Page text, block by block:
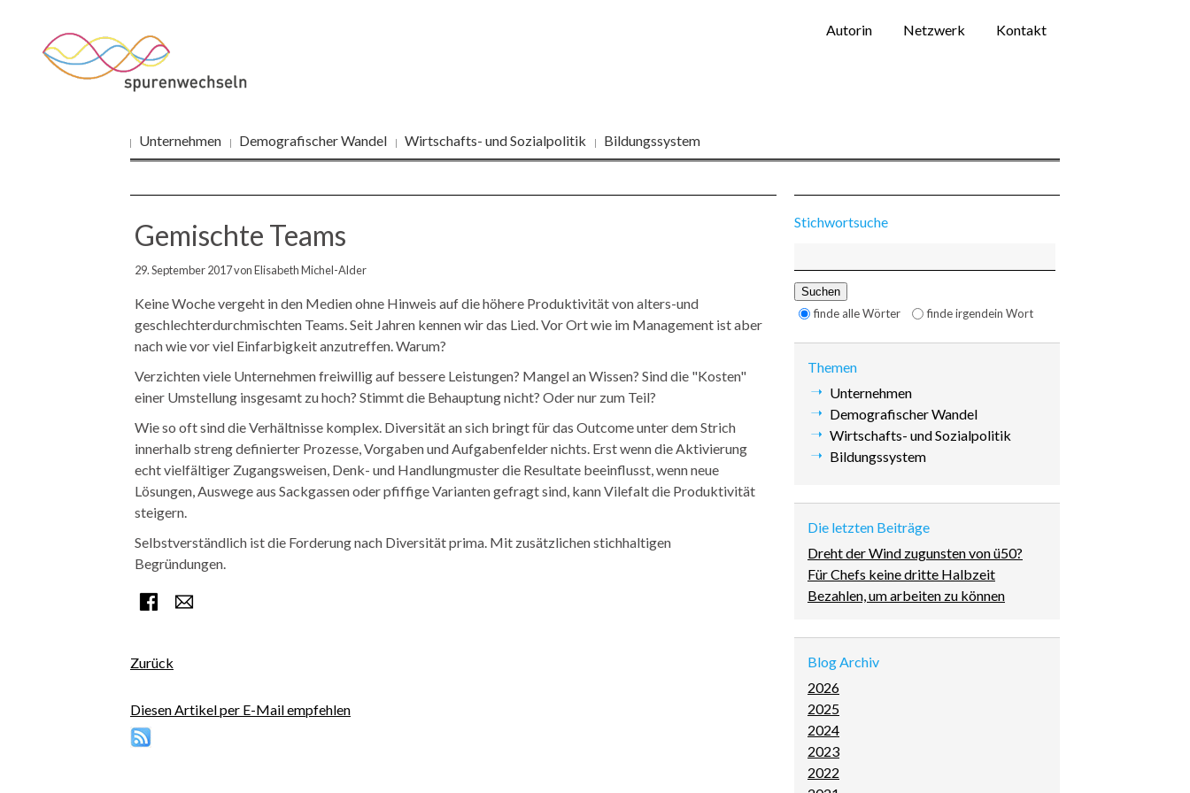
Navigation
Autorin Netzwerk Kontakt
Navigation
überspringen
Unternehmen Demografischer Wandel Wirtschafts- und Sozialpolitik Bildungssystem
Gemischte Teams
29. September 2017von Elisabeth Michel-Alder
Keine Woche vergeht in den Medien ohne Hinweis auf die höhere Produktivität von alters-und
geschlechterdurchmischten Teams. Seit Jahren kennen wir das Lied. Vor Ort wie im Management ist aber
nach wie vor viel Einfarbigkeit anzutreffen. Warum?
Verzichten viele Unternehmen freiwillig auf bessere Leistungen? Mangel an Wissen? Sind die "Kosten"
einer Umstellung insgesamt zu hoch? Stimmt die Behauptung nicht? Oder nur zum Teil?
Wie so oft sind die Verhältnisse komplex. Diversität an sich bringt für das Outcome unter dem Strich
innerhalb streng definierter Prozesse, Vorgaben und Aufgabenfelder nichts. Erst wenn die Aktivierung
echt vielfältiger Zugangsweisen, Denk- und Handlungmuster die Resultate beeinflusst, wenn neue
Lösungen, Auswege aus Sackgassen oder pfiffige Varianten gefragt sind, kann Vilefalt die Produktivität
steigern.
Selbstverständlich ist die Forderung nach Diversität prima. Mit zusätzlichen stichhaltigen
Begründungen.
Facebook
Zurück
Diesen Artikel per E-Mail empfehlen
Stichwortsuche
Suchen
Optionen
finde alle Wörter finde irgendein Wort
Themen
Navigation
überspringen
Unternehmen
Demografischer Wandel
Wirtschafts- und Sozialpolitik
Bildungssystem
Die letzten Beiträge
Dreht der Wind zugunsten von ü50?
Für Chefs keine dritte Halbzeit
Bezahlen, um arbeiten zu können
Blog Archiv
2026
2025
2024
2023
2022